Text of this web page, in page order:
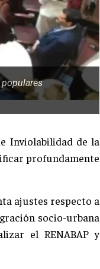
Inviolabilidad de la
profundamente
ajustes respecto a
socio-urbana
el RENABAP y